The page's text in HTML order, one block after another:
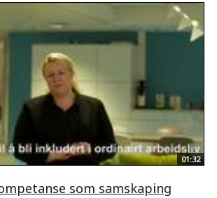
01:32
som samskaping